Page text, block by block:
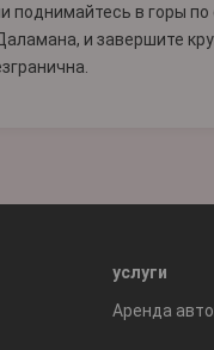
поднимайтесь в горы
, и завершите
услуги
Аренда